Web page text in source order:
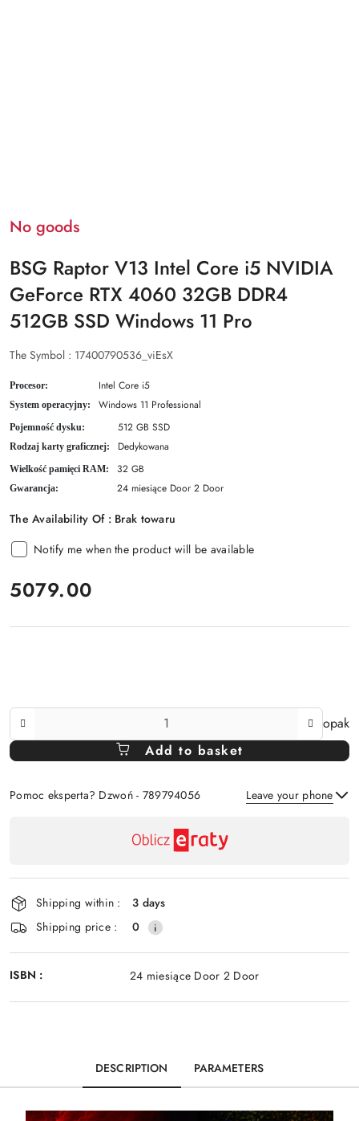
No goods
BSG Raptor V13 Intel Core i5 NVIDIA
GeForce RTX 4060 32GB DDR4
512GB SSD Windows 11 Pro
The Symbol : 17400790536_viEsX
Procesor: Intel Core i5
System operacyjny: Windows 11 Professional
Pojemność dysku: 512 GB SSD
Rodzaj karty graficznej: Dedykowana
Wielkość pamięci RAM: 32 GB
Gwarancja: 24 miesiące Door 2 Door
The Availability Of : Brak towaru
Notify me when the product will be available
price:
5079.00
The
Of
opak
Add to basket
Pomoc eksperta? Dzwoń - 789794056 Leave your phone
and
delivery
Shipping within :
3 days
Shipping price :
0
ISBN : 24 miesiące Door 2 Door
DESCRIPTION PARAMETERS